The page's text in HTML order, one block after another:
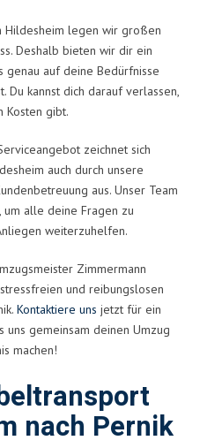
Hildesheim legen wir großen
Deshalb bieten wir dir ein
genau auf deine Bedürfnisse
Du kannst dich darauf verlassen,
Kosten gibt.
zeichnet sich
auch durch unsere
aus. Unser Team
alle deine Fragen zu
weiterzuhelfen.
Zimmermann
und reibungslosen
Kontaktiere uns jetzt für ein
gemeinsam deinen Umzug
machen!
nach Pernik